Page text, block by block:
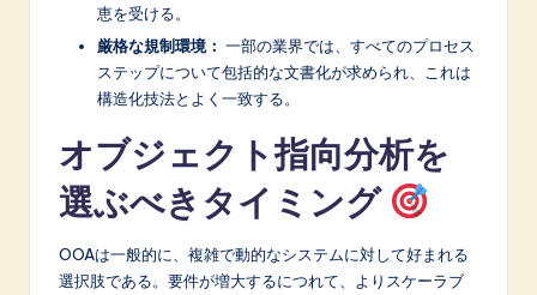
恵を受ける。
厳格な規制環境： 一部の業界では、すべてのプロセス
ステップについて包括的な文書化が求められ、これは
構造化技法とよく一致する。
オブジェクト指向分析を
選ぶべきタイミング
OOAは一般的に、複雑で動的なシステムに対して好まれる
選択肢である。要件が増大するにつれて、よりスケーラブ